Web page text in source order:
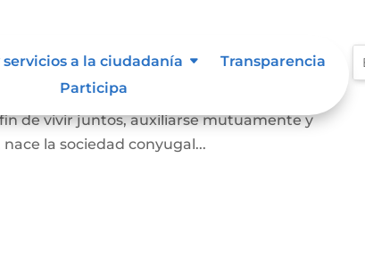
a la ciudadanía
Transparencia
Participa
por el cual se unen legalmente un hombre
de vivir juntos, auxiliarse mutuamente y
la sociedad conyugal...